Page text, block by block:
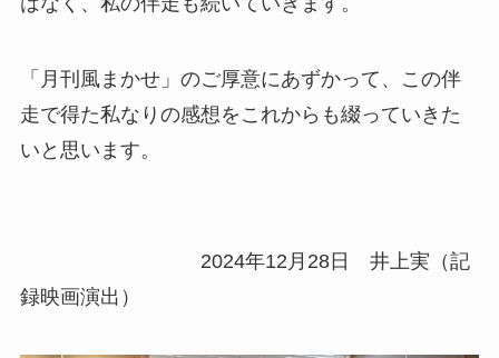
「月刊風まかせ」のご厚意にあずかって、この伴
走で得た私なりの感想をこれからも綴っていきた
いと思います。
2024年12月28日 井上実（記
録映画演出）